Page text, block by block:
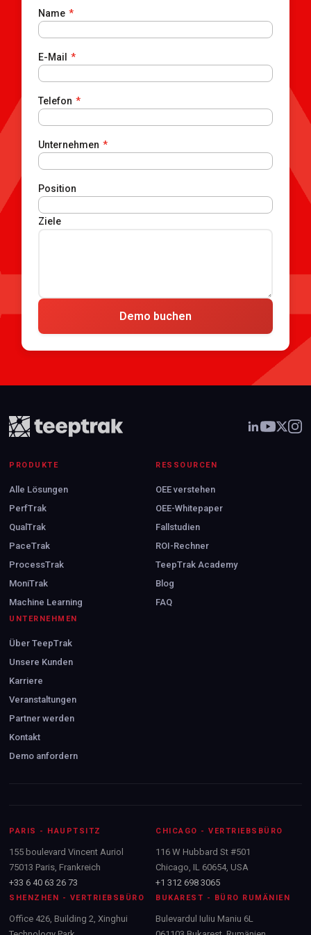
Name *
E-Mail *
Telefon *
Unternehmen *
Position
Ziele
Demo buchen
PRODUKTE
Alle Lösungen
PerfTrak
QualTrak
PaceTrak
ProcessTrak
MoniTrak
Machine Learning
RESSOURCEN
OEE verstehen
OEE-Whitepaper
Fallstudien
ROI-Rechner
TeepTrak Academy
Blog
FAQ
UNTERNEHMEN
Über TeepTrak
Unsere Kunden
Karriere
Veranstaltungen
Partner werden
Kontakt
Demo anfordern
PARIS - HAUPTSITZ
155 boulevard Vincent Auriol
75013 Paris, Frankreich
+33 6 40 63 26 73
CHICAGO - VERTRIEBSBÜRO
116 W Hubbard St #501
Chicago, IL 60654, USA
+1 312 698 3065
SHENZHEN - VERTRIEBSBÜRO
Office 426, Building 2, Xinghui
BUKAREST - BÜRO RUMÄNIEN
Bulevardul Iuliu Maniu 6L